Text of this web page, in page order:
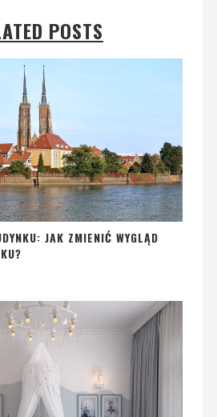
POSTS
JAK ZMIENIĆ WYGLĄD